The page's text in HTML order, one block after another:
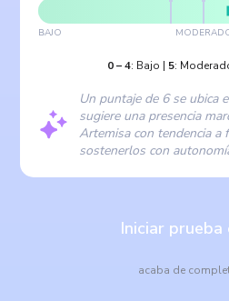
BAJO
0–4: Bajo | 5:
Un puntaje de 6 se ubica
sugiere una presencia
Artemisa con tendencia a
sostenerlos con
Iniciar prueba
acaba de